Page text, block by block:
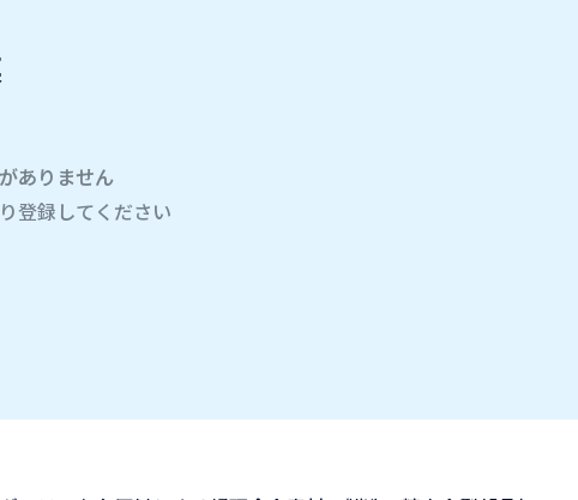
ありません
登録してください